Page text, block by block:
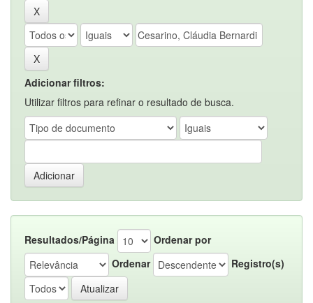
Adicionar filtros:
Utilizar filtros para refinar o resultado de busca.
Resultados/Página
Ordenar por
Ordenar
Registro(s)